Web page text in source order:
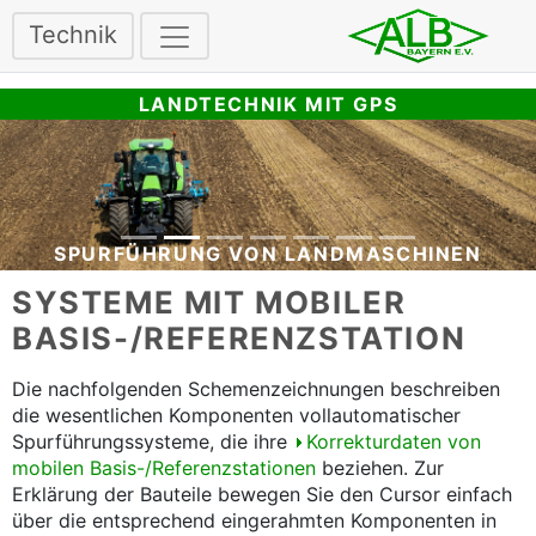
Technik
LANDTECHNIK MIT GPS
SPURFÜHRUNG VON LANDMASCHINEN
SYSTEME MIT MOBILER
BASIS-/REFERENZSTATION
Die nachfolgenden Schemenzeichnungen beschreiben
die wesentlichen Komponenten vollautomatischer
Spurführungssysteme, die ihre
Korrekturdaten von
mobilen Basis-/Referenzstationen beziehen. Zur
Erklärung der Bauteile bewegen Sie den Cursor einfach
über die entsprechend eingerahmten Komponenten in